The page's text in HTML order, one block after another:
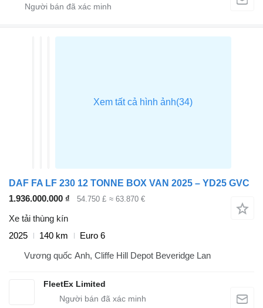
DAF FA LF 230 12 TONNE BOX VAN 2025 – YD25 GVC
1.936.000.000 ₫
54.750 £ ≈ 63.870 €
Xe tải thùng kín
2025
140 km
Euro 6
Vương quốc Anh, Cliffe Hill Depot Beveridge Lan
FleetEx Limited